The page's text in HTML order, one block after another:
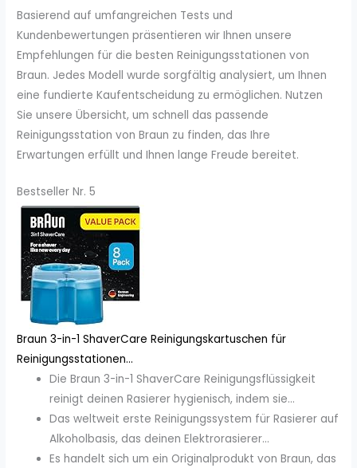
Basierend auf umfangreichen Tests und
Kundenbewertungen präsentieren wir Ihnen unsere
Empfehlungen für die besten Reinigungsstationen von
Braun. Jedes Modell wurde sorgfältig analysiert, um Ihnen
eine fundierte Kaufentscheidung zu ermöglichen. Nutzen
Sie unsere Übersicht, um schnell das passende
Reinigungsstation von Braun zu finden, das Ihre
Erwartungen erfüllt und Ihnen lange Freude bereitet.
Bestseller Nr. 5
Braun 3-in-1 ShaverCare Reinigungskartuschen für
Reinigungsstationen...
Die Braun 3-in-1 ShaverCare Reinigungsflüssigkeit
reinigt deinen Rasierer hygienisch, indem sie...
Das weltweit erste Reinigungssystem für Rasierer auf
Alkoholbasis, das deinen Elektrorasierer...
Es handelt sich um ein Originalprodukt von Braun, das